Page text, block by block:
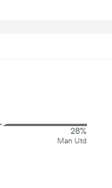
28%
Man Utd